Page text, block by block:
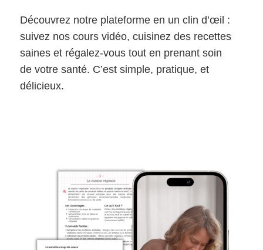
Découvrez notre plateforme en un clin d’œil :
suivez nos cours vidéo, cuisinez des recettes
saines et régalez-vous tout en prenant soin
de votre santé. C’est simple, pratique, et
délicieux.